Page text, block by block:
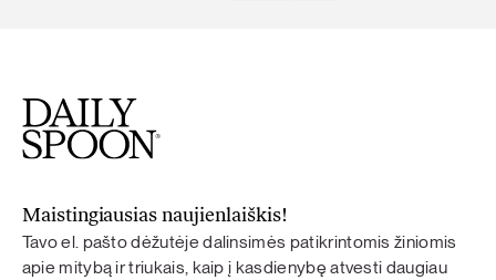
Maistingiausias naujienlaiškis!
Tavo el. pašto dėžutėje dalinsimės patikrintomis žiniomis
apie mitybą ir triukais, kaip į kasdienybę atvesti daugiau